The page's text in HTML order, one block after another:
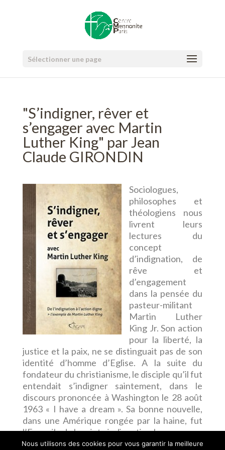
Sélectionner une page
"S’indigner, rêver et
s’engager avec Martin
Luther King" par Jean
Claude GIRONDIN
Sociologues,
philosophes et
théologiens nous
livrent leurs
lectures du
concept
d’indignation, de
rêve et
d’engagement
dans la pensée du
pasteur-militant
Martin Luther
King Jr. Son action
pour la liberté, la
justice et la paix, ne se distinguait pas de son
identité d’homme d’Eglise. A la suite du
fondateur du christianisme, le disciple qu’il fut
entendait s’indigner saintement, dans le
discours prononcée à Washington le 28 août
1963 « I have a dream ». Sa bonne nouvelle,
dans une Amérique rongée par la haine, fut
l’Evangile de la sainte indignation !
Nous utilisons des cookies pour vous garantir la meilleure